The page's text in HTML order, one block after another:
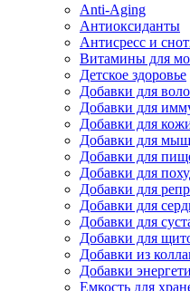
Anti-Aging
Антиоксиданты
Антисресс и
Витамины для
Детское здоровье
Добавки для
Добавки для
Добавки для
Добавки для
Добавки для
Добавки для
Добавки для
Добавки для
Добавки для
Добавки для
Добавки из
Добавки
Емкость для